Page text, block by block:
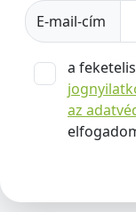
E-mail-cím
a
az